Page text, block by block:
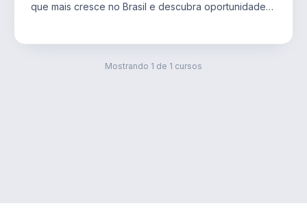
que mais cresce no Brasil e descubra oportunidades
Mostrando 1 de 1 cursos